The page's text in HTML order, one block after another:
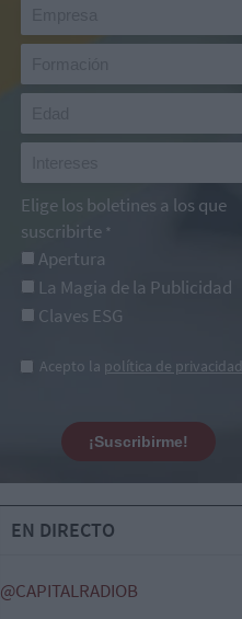
Elige los boletines a los que
suscribirte *
Apertura
La Magia de la Publicidad
Claves ESG
Acepto la política de privacidad
¡Suscribirme!
EN DIRECTO
@CAPITALRADIOB